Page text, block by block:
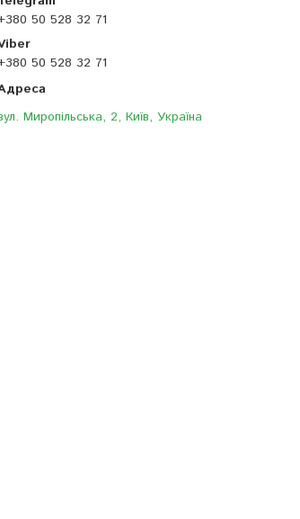
50 528 32 71
50 528 32 71
Миропільська, 2, Київ, Україна